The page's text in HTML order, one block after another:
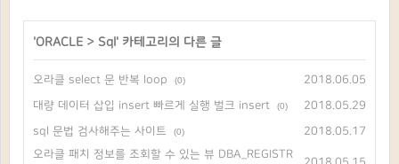
'ORACLE > Sql ' 카테고리의 다른 글
오라클 select 문 반복 loop (0) 2018.06.05
대량 데이터 삽입 insert 빠르게 실행 벌크 insert (0) 2018.05.29
sql 문법 검사해주는 사이트 (0)
2018.05.17
오라클 패치 정보를 조회할 수 있는 뷰 DBA_REGISTR